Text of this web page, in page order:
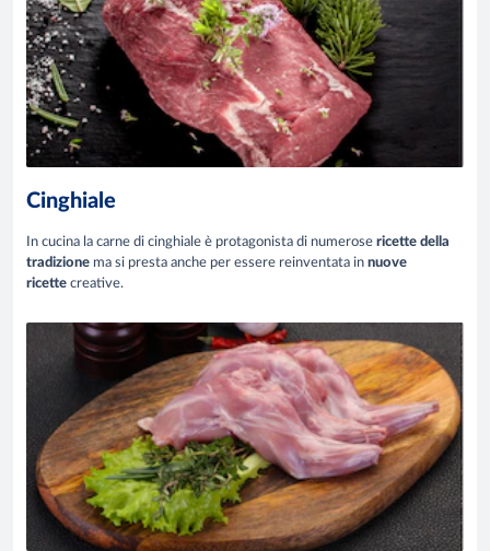
Cinghiale
In cucina la carne di cinghiale è protagonista di numerose ricette della
tradizione ma si presta anche per essere reinventata in nuove
ricette creative.